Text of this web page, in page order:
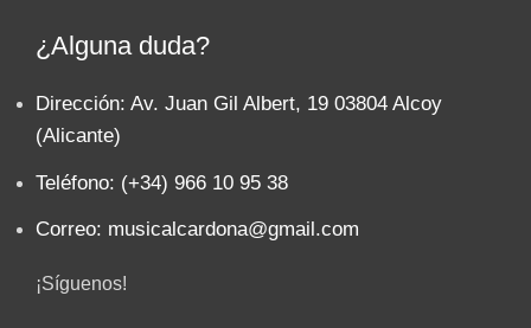
¿Alguna duda?
Dirección: Av. Juan Gil Albert, 19 03804 Alcoy
(Alicante)
Teléfono: (+34) 966 10 95 38
Correo: musicalcardona@gmail.com
¡Síguenos!